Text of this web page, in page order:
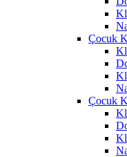
Çocuk
Çocuk